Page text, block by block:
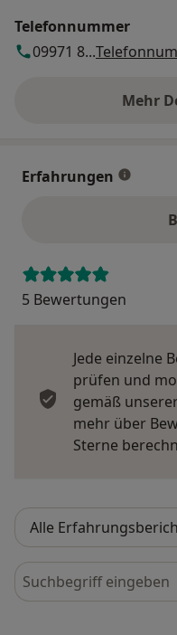
Telefonnummer
09971 8...
Mehr
Erfahrungen
5 Bewertungen
Jede einzelne
prüfen und
gemäß
mehr über
Sterne
Bewertungen